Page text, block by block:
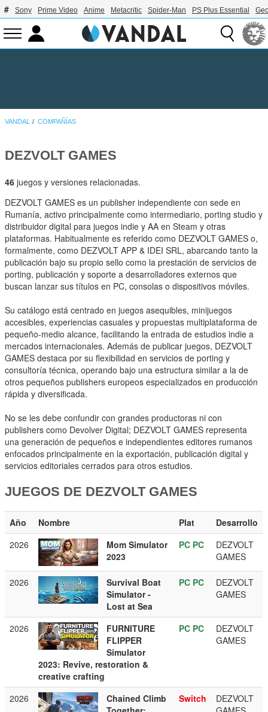
Sony Prime Video Anime Metacritic Spider-Man PS Plus Essential
VANDAL COMPAÑÍAS
DEZVOLT GAMES
46 juegos y versiones relacionadas.
DEZVOLT GAMES es un publisher independiente con sede en
Rumanía, activo principalmente como intermediario, porting studio y
distribuidor digital para juegos indie y AA en Steam y otras
plataformas. Habitualmente es referido como DEZVOLT GAMES o,
formalmente, como DEZVOLT APP & IDEI SRL, abarcando tanto la
publicación bajo su propio sello como la prestación de servicios de
porting, publicación y soporte a desarrolladores externos que
buscan lanzar sus títulos en PC, consolas o dispositivos móviles.
Su catálogo está centrado en juegos asequibles, minijuegos
accesibles, experiencias casuales y propuestas multiplataforma de
pequeño-medio alcance, facilitando la entrada de estudios indie a
mercados internacionales. Además de publicar juegos, DEZVOLT
GAMES destaca por su flexibilidad en servicios de porting y
consultoría técnica, operando bajo una estructura similar a la de
otros pequeños publishers europeos especializados en producción
rápida y diversificada.
No se les debe confundir con grandes productoras ni con
publishers como Devolver Digital; DEZVOLT GAMES representa
una generación de pequeños e independientes editores rumanos
enfocados principalmente en la exportación, publicación digital y
servicios editoriales cerrados para otros estudios.
JUEGOS DE DEZVOLT GAMES
Año Nombre Plat
Desarrollo
2026
Mom Simulator
2023
PC PC
DEZVOLT
GAMES
2026
Survival Boat
Simulator -
Lost at Sea
PC PC
DEZVOLT
GAMES
2026
FURNITURE
FLIPPER
Simulator
2023: Revive, restoration &
creative crafting
PC PC
DEZVOLT
GAMES
2026
Chained Climb
Switch
DEZVOLT